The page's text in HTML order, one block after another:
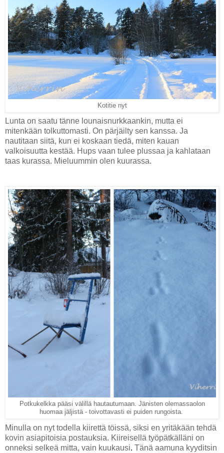
Kotitie nyt
Lunta on saatu tänne lounaisnurkkaankin, mutta ei
mitenkään tolkuttomasti. On pärjäilty sen kanssa. Ja
nautitaan siitä, kun ei koskaan tiedä, miten kauan
valkoisuutta kestää. Hups vaan tulee plussaa ja kahlataan
taas kurassa. Mieluummin olen kuurassa.
Potkukelkka pääsi välillä hautautumaan. Jänisten olemassaolon
huomaa jäljistä - toivottavasti ei puiden rungoista.
Minulla on nyt todella kiirettä töissä, siksi en yritäkään tehdä
kovin asiapitoisia postauksia. Kiireisellä työpätkälläni on
onneksi selkeä mitta, vain kuukausi. Tänä aamuna kyyditsin